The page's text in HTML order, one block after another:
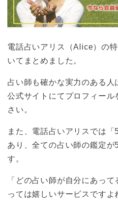
電話占いアリス（Alice）の
いてまとめました。
占い師も確かな実力のある
公式サイトにてプロフィール
さい。
また、電話占いアリスでは
あり、全ての占い師の鑑定が
す。
「どの占い師が自分にあっ
っては嬉しいサービスですよ